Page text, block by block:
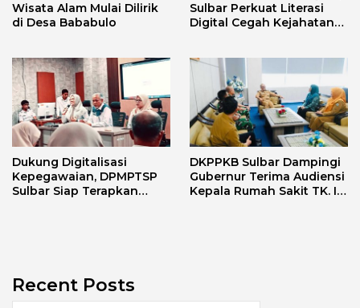
Wisata Alam Mulai Dilirik
di Desa Bababulo
Sulbar Perkuat Literasi
Digital Cegah Kejahatan
Dukung Digitalisasi
Kepegawaian, DPMPTSP
Sulbar Siap Terapkan
DKPPKB Sulbar Dampingi
Gubernur Terima Audiensi
Kepala Rumah Sakit TK. III
Recent Posts